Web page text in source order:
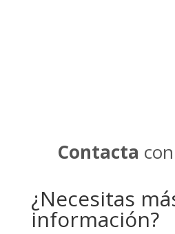
Contacta
¿Necesitas
información?